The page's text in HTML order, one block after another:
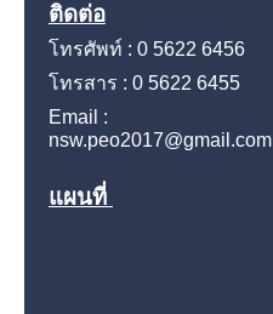
ติดต่อ
โทรศัพท์ : 0 5622 6456
โทรสาร : 0 5622 6455
Email :
nsw.peo2017@gmail.com
แผนที่